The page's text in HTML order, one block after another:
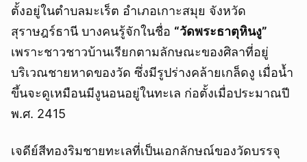
ตั้งอยู่ในตำบลมะเร็ต อำเภอเกาะสมุย จังหวัด
สุราษฎร์ธานี บางคนรู้จักในชื่อ “วัดพระธาตุหินงู”
เพราะชาวชาวบ้านเรียกตามลักษณะของศิลาที่อยู่
บริเวณชายหาดของวัด ซึ่งมีรูปร่างคล้ายเกล็ดงู เมื่อน้ำ
ขึ้นจะดูเหมือนมีงูนอนอยู่ในทะเล ก่อตั้งเมื่อประมาณปี
พ.ศ. 2415
เจดีย์สีทองริมชายทะเลที่เป็นเอกลักษณ์ของวัดบรรจุ